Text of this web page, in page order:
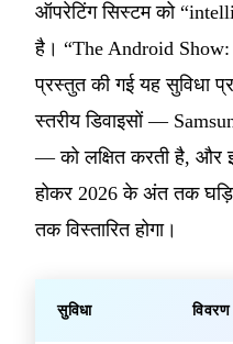
ऑपरेटिंग सिस्टम को
है। “The Android
प्रस्तुत की गई यह सुविधा
स्तरीय डिवाइसों —
— को लक्षित करती है, और
होकर 2026 के अंत तक
तक विस्तारित होगा।
सुविधा विवरण